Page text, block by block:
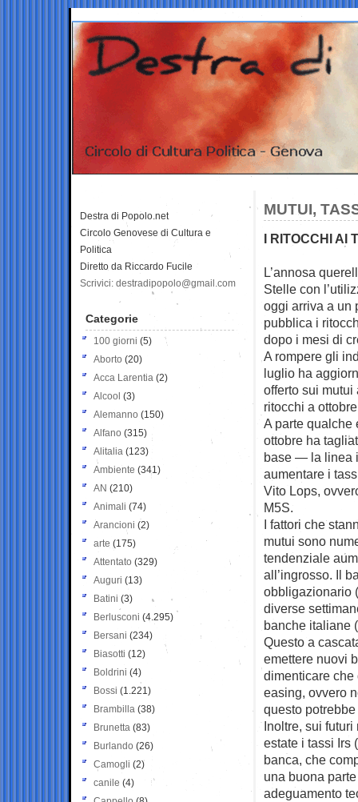
MUTUI,
I RITOCCHI AI
L’annosa
Stelle con
oggi arriva a un
pubblica i
dopo i mesi di
A rompere gli
luglio ha
offerto sui
ritocchi a
A parte
ottobre ha
base — la linea
aumentare i
Vito Lops,
M5S.
I fattori che
mutui sono
tendenziale
all’ingrosso. Il
obbligazionario
diverse
banche italiane
Questo a
emettere nuovi
dimenticare
easing, ovvero
questo
Inoltre, sui
estate i tassi Irs
banca, che
una buona
adeguamento
Destra di Popolo.net
Circolo Genovese di Cultura e
Politica
Diretto da Riccardo Fucile
Scrivici: destradipopolo@gmail.com
Categorie
100 giorni (5)
Aborto (20)
Acca Larentia (2)
Alcool (3)
Alemanno (150)
Alfano (315)
Alitalia (123)
Ambiente (341)
AN (210)
Animali (74)
Arancioni (2)
arte (175)
Attentato (329)
Auguri (13)
Batini (3)
Berlusconi (4.295)
Bersani (234)
Biasotti (12)
Boldrini (4)
Bossi (1.221)
Brambilla (38)
Brunetta (83)
Burlando (26)
Camogli (2)
canile (4)